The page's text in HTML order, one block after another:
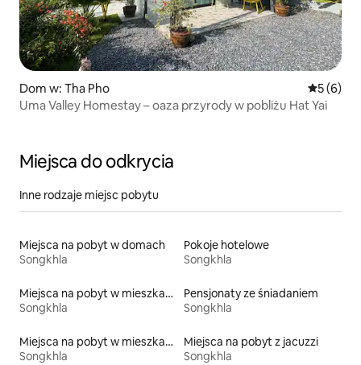
Dom w: Tha Pho Średnia
5 (6)
Uma Valley Homestay – oaza przyrody w pobliżu Hat Yai
Miejsca do odkrycia
Inne rodzaje miejsc pobytu
Miejsca na pobyt w domach
Songkhla
Pokoje hotelowe
Songkhla
Miejsca na pobyt w mieszkaniach
Songkhla
Pensjonaty ze śniadaniem
Songkhla
Miejsca na pobyt w mieszkaniach typu condo
Songkhla
Miejsca na pobyt z jacuzzi
Songkhla